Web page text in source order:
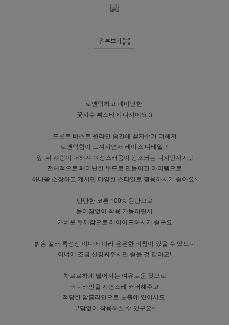
원본보기
로맨틱하고 페미닌한
꽃자수 뷔스티에 나시에요 :)
프론트 바스트 윗라인 중간에 꽃자수가 더해져
로맨틱함이 느껴지면서 레이스 디테일과
앞, 뒤 셔링이 더해져 여성스러움이 강조되는 디자인까지,,!
전체적으로 페미닌한 무드로 만들어진 아이템으로
하나쯤 소장하고 계시면 다양한 스타일로 활용하시기 좋아요~
탄탄한 코튼 100% 원단으로
늘어짐없이 착용 가능하면서
가벼운 두께감으로 레이어드하시기 좋구요
밝은 컬러 특성상 이너에 따라 은은한 비침이 있을 수 있으니
이너에 조금 신경써주시면 좋을 것 같아요!
차르르하게 떨어지는 여유로운 핏으로
바디라인을 자연스레 커버해주고
적당한 암홀라인으로 노출에 있어서도
부담없이 착용하실 수 있구요~